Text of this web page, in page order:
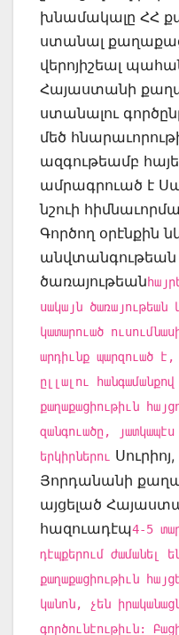
խնամակալը ՀՀ
ստանալ
վերոյիշեալ
Հայաստանի
ստանալու
մեծ
ազգութեամբ
ամրագրուած է
նշուի
Գործող օրէնքին
անվտանգութեան
ծառայութեան
սակայն ծառայութեան
կատարուած
արդիւնք պարզուած
ըլլալու
քաղաքացիութիւն
զանգուածը,
երկիրներու
Յորդանանի
այցելած
հազուադէպ4-5
դէպքերում ժամանել
քաղաքացիութիւն
կանոն, չեն
գործունէութիւն: